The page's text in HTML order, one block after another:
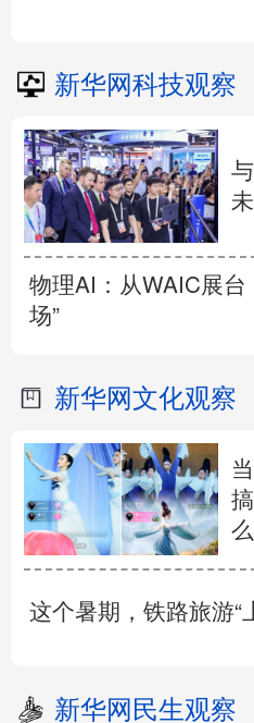
新华网科技观察
物理AI：从WAIC展台
场”
新华网文化观察
这个暑期，铁路旅游“
新华网民生观察